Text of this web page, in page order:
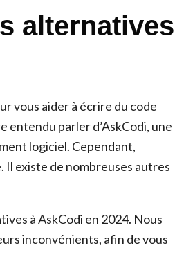
alternatives
vous aider à écrire du code
entendu parler d’AskCodi, une
logiciel. Cependant,
Il existe de nombreuses autres
à AskCodi en 2024. Nous
inconvénients, afin de vous